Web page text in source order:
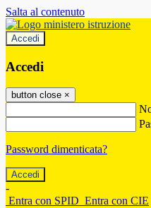
Salta al contenuto
Accedi
Accedi
button close ×
Password dimenticata?
-
Entra con SPID Entra con CIE